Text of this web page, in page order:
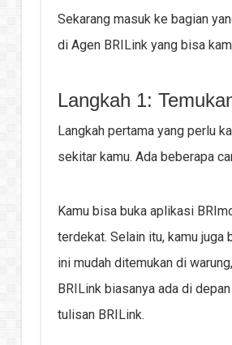
Sekarang masuk ke bagian
di Agen BRILink yang bisa
Langkah 1:
Langkah pertama yang perlu
sekitar kamu. Ada beberapa
Kamu bisa buka aplikasi
terdekat. Selain itu, kamu juga
ini mudah ditemukan di
BRILink biasanya ada di
tulisan BRILink.